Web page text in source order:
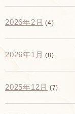
2026年2月 (4)
2026年1月 (8)
2025年12月 (7)